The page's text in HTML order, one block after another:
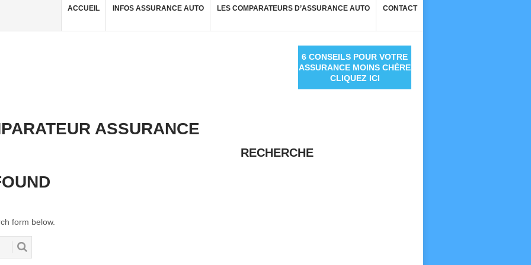
ACCUEIL INFOS ASSURANCE AUTO LES COMPARATEURS D’ASSURANCE AUTO CONTACT
6 CONSEILS POUR VOTRE
ASSURANCE MOINS CHÈRE
CLIQUEZ ICI
ASSURANCE
form below.
RECHERCHE